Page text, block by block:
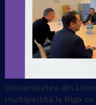
Universitatea din
multipartită la Riga